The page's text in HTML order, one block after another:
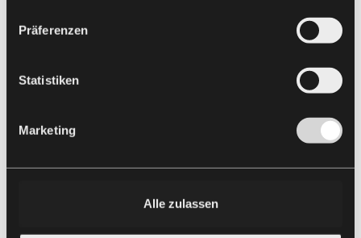
Präferenzen
Statistiken
Marketing
Alle zulassen